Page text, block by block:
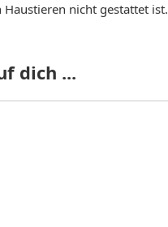
nicht gestattet ist.
dich ...